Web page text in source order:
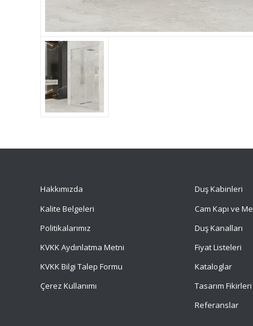
Hakkımızda
Kalite Belgeleri
Politikalarımız
KVKK Aydınlatma Metni
KVKK Bilgi Talep Formu
Çerez Kullanımı
Duş Kabinleri
Cam Kapı ve
Duş Kanalları
Fiyat Listeleri
Kataloglar
Tasarım Fikirleri
Referanslar